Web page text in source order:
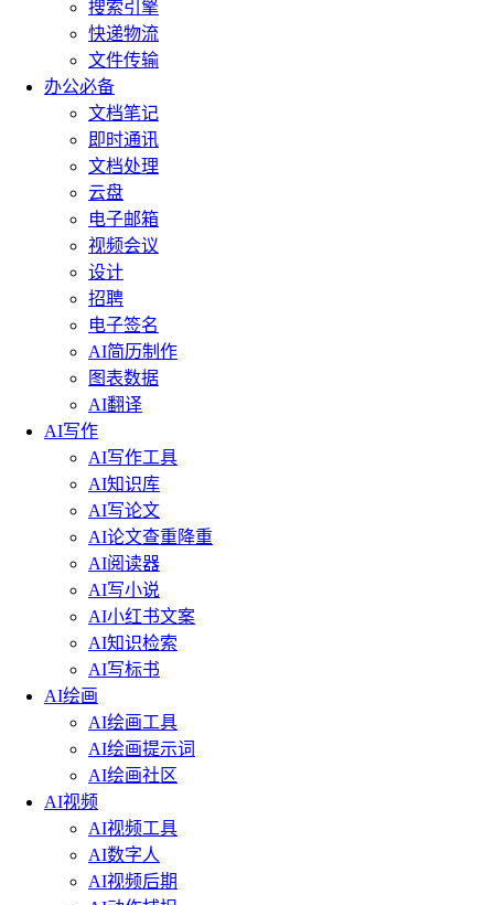
搜索引擎
快递物流
文件传输
办公必备
文档笔记
即时通讯
文档处理
云盘
电子邮箱
视频会议
设计
招聘
电子签名
AI简历制作
图表数据
AI翻译
AI写作
AI写作工具
AI知识库
AI写论文
AI论文查重降重
AI阅读器
AI写小说
AI小红书文案
AI知识检索
AI写标书
AI绘画
AI绘画工具
AI绘画提示词
AI绘画社区
AI视频
AI视频工具
AI数字人
AI视频后期